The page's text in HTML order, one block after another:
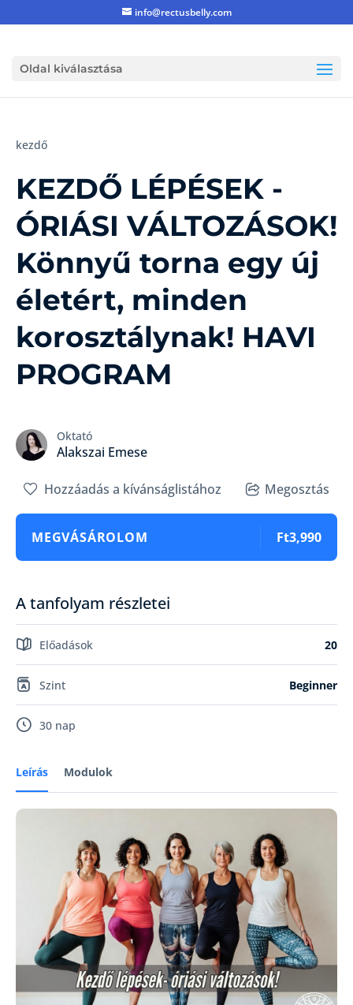
info@rectusbelly.com
Oldal kiválasztása
kezdő
KEZDŐ LÉPÉSEK -
ÓRIÁSI VÁLTOZÁSOK!
Könnyű torna egy új
életért, minden
korosztálynak! HAVI
PROGRAM
Oktató
Alakszai Emese
Leírás Modulok
Hozzáadás a kívánságlistához Megosztás
MEGVÁSÁROLOM Ft3,990
A tanfolyam részletei
Előadások 20
Szint Beginner
30 nap